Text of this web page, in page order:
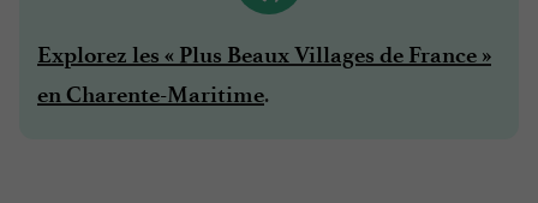
Explorez les « Plus Beaux Villages de France »
en Charente-Maritime.